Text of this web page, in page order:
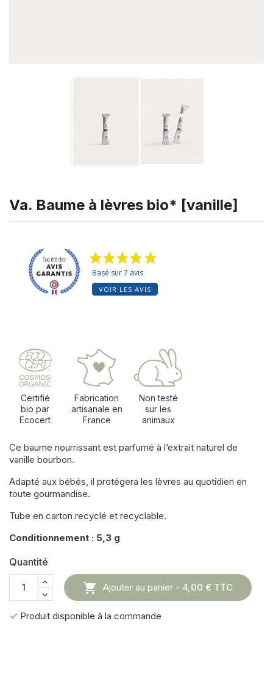
Va. Baume à lèvres bio* [vanille]
Basé sur 7 avis
VOIR LES AVIS
Certifié
bio par
Ecocert
Fabrication
artisanale en
France
Non testé
sur les
animaux
Ce baume nourrissant est parfumé à l’extrait naturel de
vanille bourbon.
Adapté aux bébés, il protégera les lèvres au quotidien en
toute gourmandise.
Tube en carton recyclé et recyclable.
Conditionnement : 5,3 g
Quantité
 Ajouter au panier - 4,00 € TTC
 Produit disponible à la commande